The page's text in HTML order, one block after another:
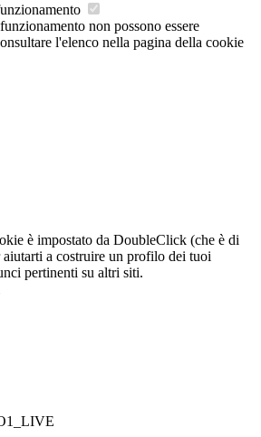
non possono essere
l'elenco nella pagina della cookie
è impostato da DoubleClick (che è di
a costruire un profilo dei tuoi
pertinenti su altri siti.